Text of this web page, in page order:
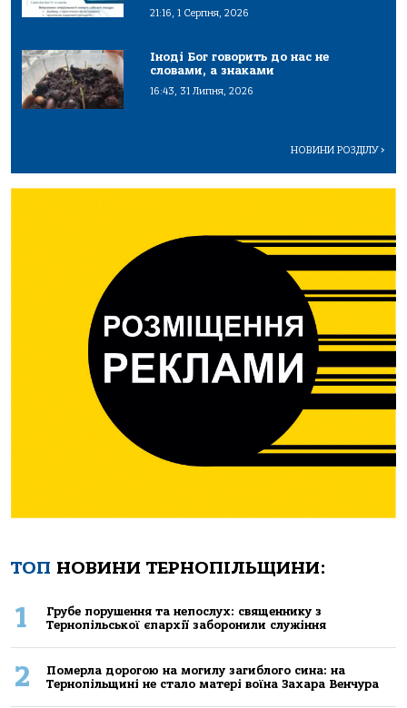
21:16, 1 Серпня, 2026
Іноді Бог говорить до нас не
словами, а знаками
16:43, 31 Липня, 2026
НОВИНИ РОЗДІЛУ>
ТОП НОВИНИ ТЕРНОПІЛЬЩИНИ:
1
Грубе порушення та непослух: священнику з
Тернопільської єпархії заборонили служіння
2
Померла дорогою на могилу загиблого сина: на
Тернопільщині не стало матері воїна Захара Венчура